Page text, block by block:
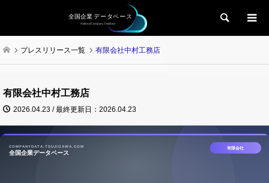
検索
プレスリリース一覧 有限会社中村工務店
有限会社中村工務店
2026.04.23 / 最終更新日：2026.04.23